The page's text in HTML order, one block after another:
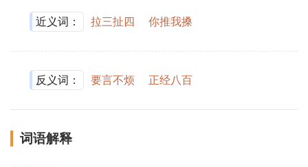
近义词： 拉三扯四 你推我搡
反义词： 要言不烦 正经八百
词语解释